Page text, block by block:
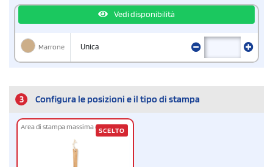
Vedi disponibilità
Marrone Unica
3 Configura le posizioni e il tipo di stampa
Area di stampa massima cm7 x 1
SCELTO